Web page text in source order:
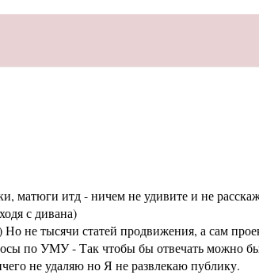
матюги итд - ничем не удивите и не
с дивана)
тысячи статей продвижения, а сам
по УМУ - Так чтобы бы отвечать можно
не удаляю но Я не развлекаю публику.